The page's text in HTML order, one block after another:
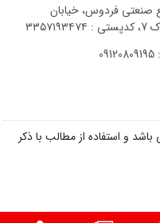
صنعتی فردوس، خیابان
و استفاده از مطالب با ذکر